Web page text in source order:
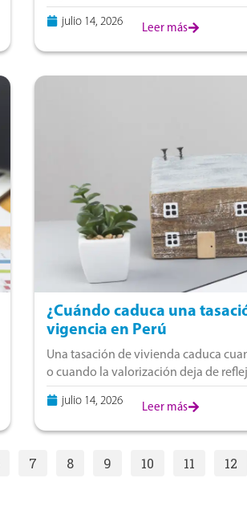
su valor razonable. Este
julio 14, 2026 Leer más
¿Cuándo caduca una
vigencia en Perú
Una tasación de vivienda caduca
o cuando la valorización deja de
La vigencia depende del uso
julio 14, 2026 Leer más
7 8 9 10 11 12